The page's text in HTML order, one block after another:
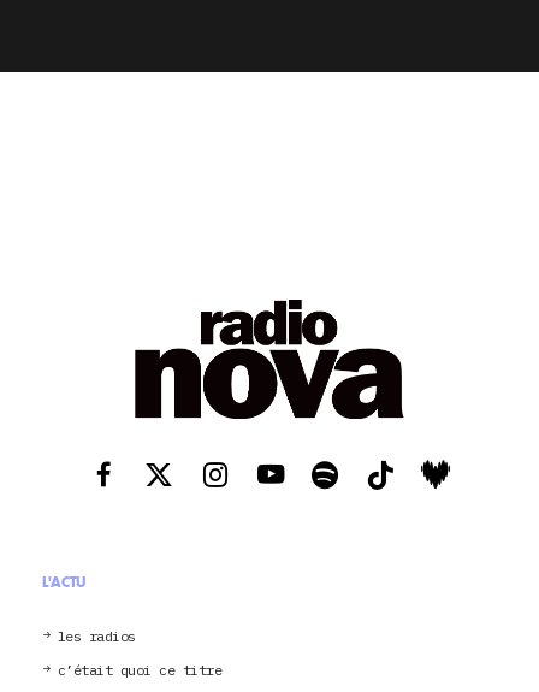
L'ACTU
les radios
c’était quoi ce titre